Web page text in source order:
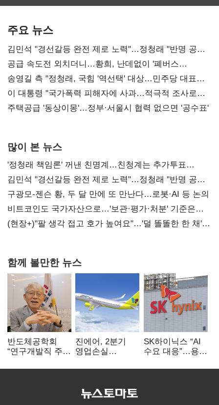
주요 뉴스
김민석 "경선갈등 완전 제로 노력"…정청래 "반명 공세
사과부터"
공급 속도전 외치더니…황희, 난데없이 '폐버스
리모델링' 제안
송영길 측 "정청래, 국힘 '역선택' 대상…민주당 대표로
총선 지휘 못해"
이 대통령 "국가폭력 피해자에 사과…적극적 조사로
진실 밝혀야"
주택공급 '동상이몽'…정부·서울시 협력 없으면 '공수표'
많이 본 뉴스
'정청래 책임론' 꺼낸 친명계…친청계는 추가투표
때리기
김민석 "경선갈등 완전 제로 노력"…정청래 "반명 공세
사과부터"
구광모-젠슨 황, 두 달 만에 또 만난다…로봇·AI 등 논의
비트코인도 국가자산으로…'보관·평가·처분' 기준은
숙제
(현장+)"팔 생각 접고 호가 높여요"…'덜 똘똘한 한 채'
함께 볼만한 뉴스
반도체공학회
“연구개발직 주
개선해야”
진에어, 2분기
영업손실
상승 여파
SK하이닉스 “AI
수요 대응”…용인
투자